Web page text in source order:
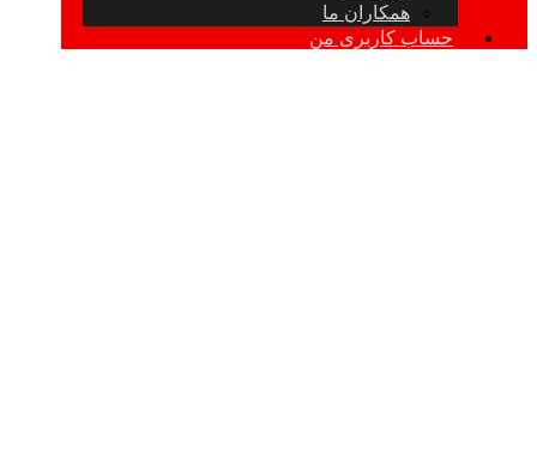
همکاران ما
حساب کاربری من